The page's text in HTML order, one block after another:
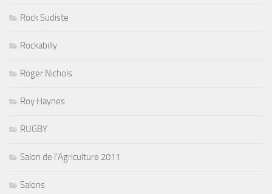
Rock Sudiste
Rockabilly
Roger Nichols
Roy Haynes
RUGBY
Salon de l'Agriculture 2011
Salons